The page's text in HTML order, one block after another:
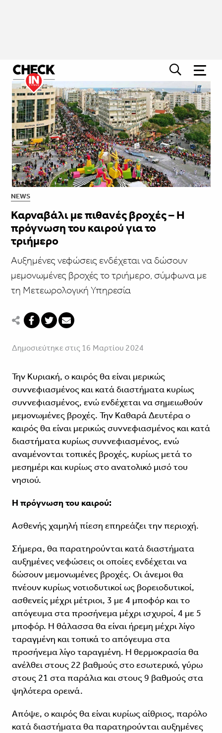
NEWS
Καρναβάλι με πιθανές βροχές – Η
πρόγνωση του καιρού για το
τριήμερο
Αυξημένες νεφώσεις ενδέχεται να δώσουν
μεμονωμένες βροχές το τριήμερο, σύμφωνα με
τη Μετεωρολογική Υπηρεσία
Δημοσιεύτηκε στις 16 Μαρτίου 2024
Την Κυριακή, ο καιρός θα είναι μερικώς
συννεφιασμένος και κατά διαστήματα κυρίως
συννεφιασμένος, ενώ ενδέχεται να σημειωθούν
μεμονωμένες βροχές. Την Καθαρά Δευτέρα ο
καιρός θα είναι μερικώς συννεφιασμένος και κατά
διαστήματα κυρίως συννεφιασμένος, ενώ
αναμένονται τοπικές βροχές, κυρίως μετά το
μεσημέρι και κυρίως στο ανατολικό μισό του
νησιού.
Η πρόγνωση του καιρού:
Ασθενής χαμηλή πίεση επηρεάζει την περιοχή.
Σήμερα, θα παρατηρούνται κατά διαστήματα
αυξημένες νεφώσεις οι οποίες ενδέχεται να
δώσουν μεμονωμένες βροχές. Οι άνεμοι θα
πνέουν κυρίως νοτιοδυτικοί ως βορειοδυτικοί,
ασθενείς μέχρι μέτριοι, 3 με 4 μποφόρ και το
απόγευμα στα προσήνεμα μέχρι ισχυροί, 4 με 5
μποφόρ. Η θάλασσα θα είναι ήρεμη μέχρι λίγο
ταραγμένη και τοπικά το απόγευμα στα
προσήνεμα λίγο ταραγμένη. Η θερμοκρασία θα
ανέλθει στους 22 βαθμούς στο εσωτερικό, γύρω
στους 21 στα παράλια και στους 9 βαθμούς στα
ψηλότερα ορεινά.
Απόψε, ο καιρός θα είναι κυρίως αίθριος, παρόλο
κατά διαστήματα θα παρατηρούνται αυξημένες